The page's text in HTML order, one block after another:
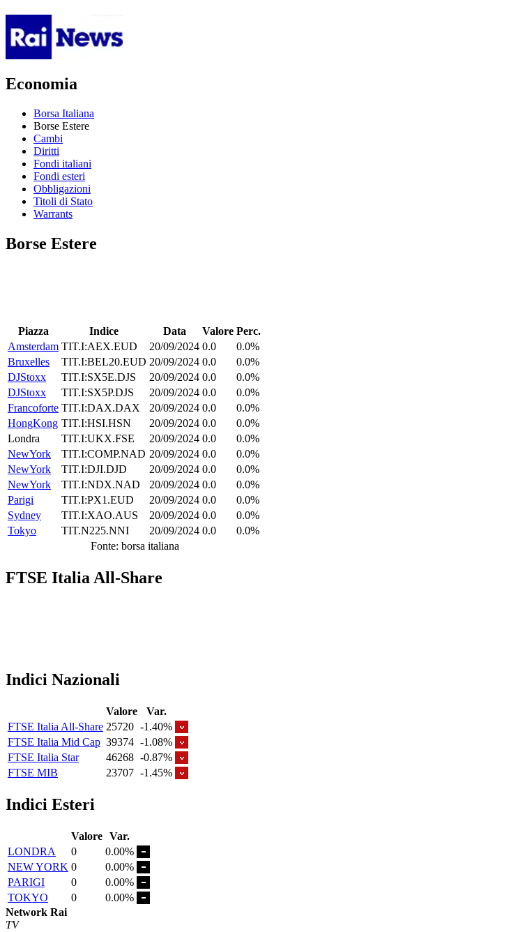
Economia
Borsa Italiana
Borse Estere
Cambi
Diritti
Fondi italiani
Fondi esteri
Obbligazioni
Titoli di Stato
Warrants
Borse Estere
Piazza Indice Data Valore Perc.
Amsterdam TIT.I:AEX.EUD 20/09/2024 0.0
0.0%
Bruxelles
TIT.I:BEL20.EUD 20/09/2024 0.0
0.0%
DJStoxx
TIT.I:SX5E.DJS 20/09/2024 0.0
0.0%
DJStoxx
TIT.I:SX5P.DJS 20/09/2024 0.0
0.0%
Francoforte TIT.I:DAX.DAX 20/09/2024 0.0
0.0%
HongKong TIT.I:HSI.HSN 20/09/2024 0.0
0.0%
Londra
TIT.I:UKX.FSE 20/09/2024 0.0
0.0%
NewYork
TIT.I:COMP.NAD 20/09/2024 0.0
0.0%
NewYork
TIT.I:DJI.DJD 20/09/2024 0.0
0.0%
NewYork
TIT.I:NDX.NAD 20/09/2024 0.0
0.0%
Parigi
TIT.I:PX1.EUD 20/09/2024 0.0
0.0%
Sydney
TIT.I:XAO.AUS 20/09/2024 0.0
0.0%
Tokyo
TIT.N225.NNI 20/09/2024 0.0
0.0%
Fonte: borsa italiana
FTSE Italia All-Share
Indici Nazionali
Valore
Var.
FTSE Italia All-Share 25720 -1.40%
FTSE Italia Mid Cap 39374 -1.08%
FTSE Italia Star
46268 -0.87%
FTSE MIB
23707 -1.45%
Indici Esteri
Valore Var.
LONDRA
0
0.00%
NEW YORK 0
0.00%
PARIGI
0
0.00%
TOKYO
0
0.00%
Network Rai
TV